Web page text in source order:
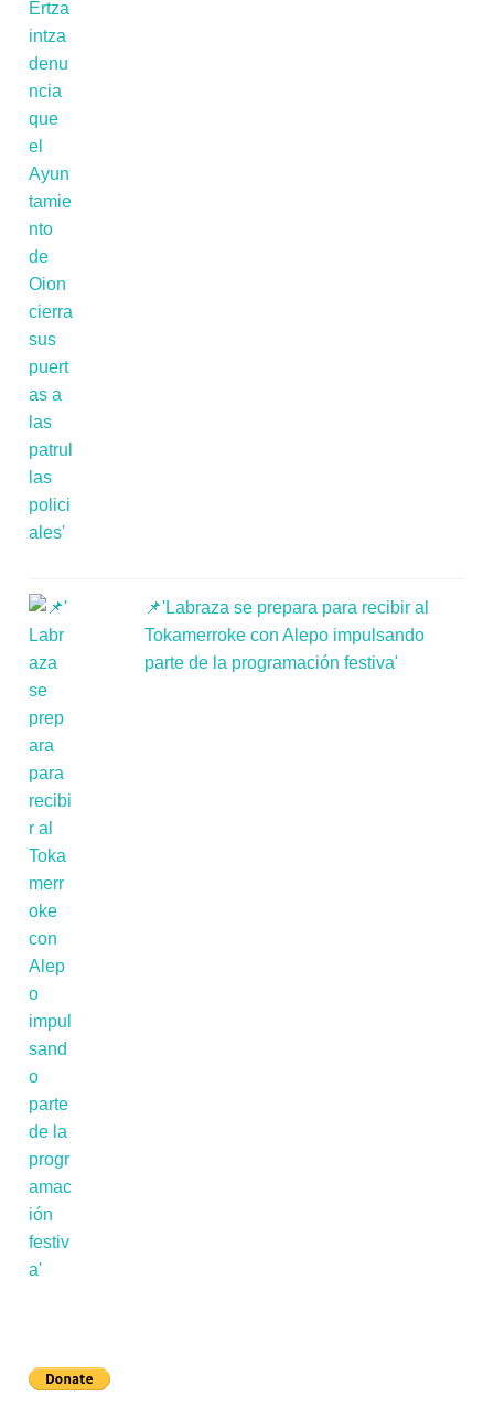
📌'Labraza se prepara para recibir al
Tokamerroke con Alepo impulsando
parte de la programación festiva'